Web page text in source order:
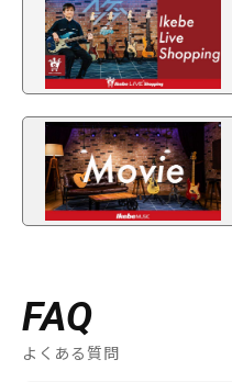
FAQ
よくある質問